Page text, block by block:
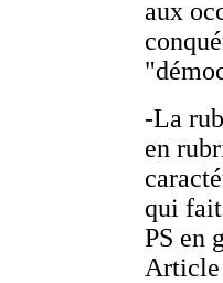
aux
-La
en
qui
PS en
Article